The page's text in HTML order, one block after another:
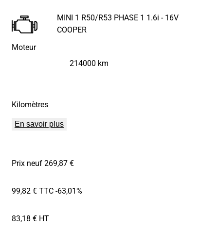
Moteur
MINI 1 R50/R53 PHASE 1 1.6i - 16V
COOPER
Kilomètres
214000 km
En savoir plus
Prix neuf 269,87 €
99,82 € TTC-63,01%
83,18 € HT